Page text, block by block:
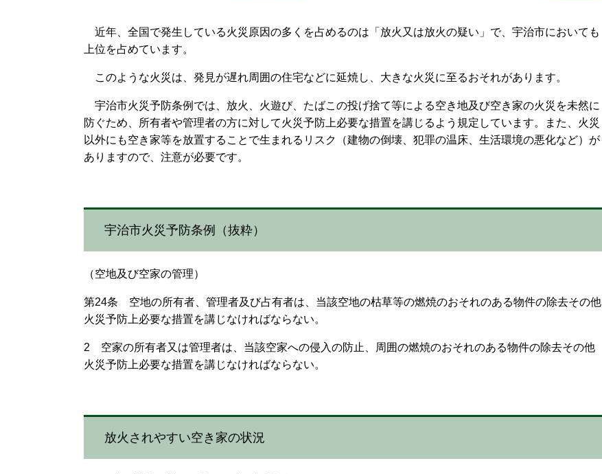
近年、全国で発生している火災原因の多くを占めるのは「放火又は放火の疑い」で、宇治市においても
上位を占めています。
このような火災は、発見が遅れ周囲の住宅などに延焼し、大きな火災に至るおそれがあります。
宇治市火災予防条例では、放火、火遊び、たばこの投げ捨て等による空き地及び空き家の火災を未然に
防ぐため、所有者や管理者の方に対して火災予防上必要な措置を講じるよう規定しています。また、火災
以外にも空き家等を放置することで生まれるリスク（建物の倒壊、犯罪の温床、生活環境の悪化など）が
ありますので、注意が必要です。
宇治市火災予防条例（抜粋）
（空地及び空家の管理）
第24条 空地の所有者、管理者及び占有者は、当該空地の枯草等の燃焼のおそれのある物件の除去その他
火災予防上必要な措置を講じなければならない。
2 空家の所有者又は管理者は、当該空家への侵入の防止、周囲の燃焼のおそれのある物件の除去その他
火災予防上必要な措置を講じなければならない。
放火されやすい空き家の状況